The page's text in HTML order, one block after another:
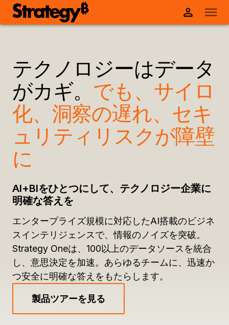
テクノロジーはデータ
がカギ。 でも、サイロ
化、洞察の遅れ、セキ
ュリティリスクが障壁
に
AI+BIをひとつにして、テクノロジー企業に
明確な答えを
エンタープライズ規模に対応したAI搭載のビジネ
スインテリジェンスで、情報のノイズを突破。
Strategy Oneは、100以上のデータソースを統合
し、意思決定を加速。あらゆるチームに、迅速か
つ安全に明確な答えをもたらします。
製品ツアーを見る